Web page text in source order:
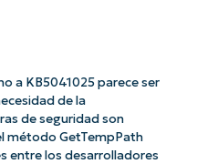
a KB5041025 parece ser
de la
de seguridad son
método GetTempPath
entre los desarrolladores